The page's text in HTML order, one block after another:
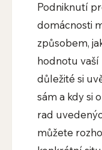
Podniknutí
domácnosti
způsobem,
hodnotu vaší
důležité si
sám a kdy si
rad
můžete